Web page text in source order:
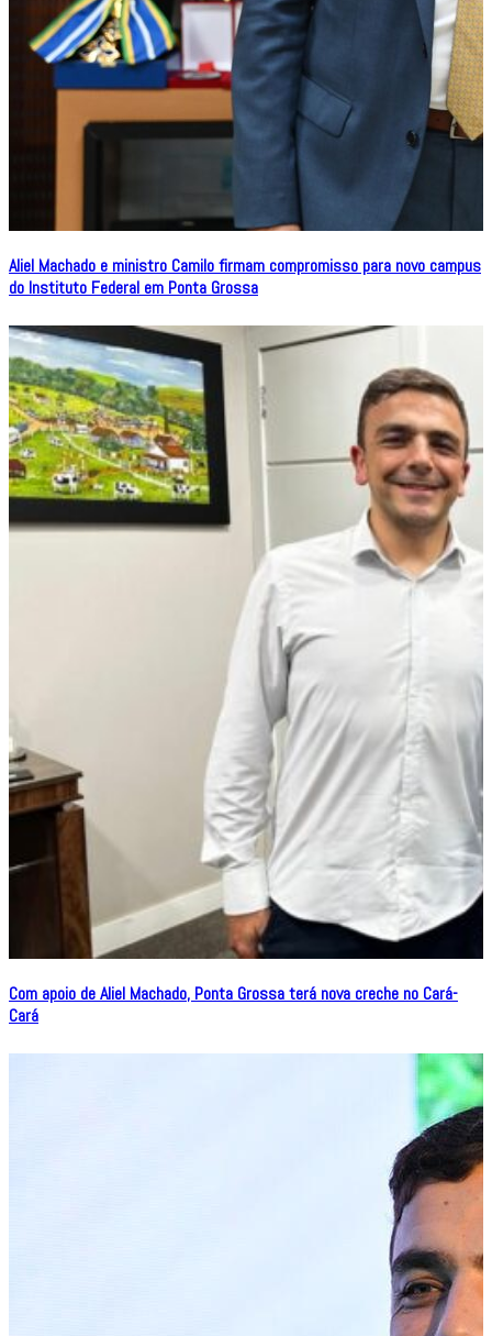
Aliel Machado e ministro Camilo firmam compromisso para novo campus
do Instituto Federal em Ponta Grossa
Com apoio de Aliel Machado, Ponta Grossa terá nova creche no Cará-
Cará